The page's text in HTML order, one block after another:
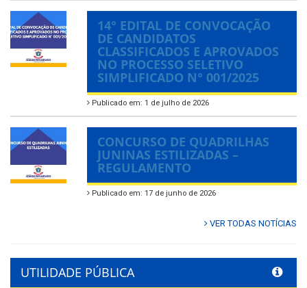
14° EDITAL DE CONVOCAÇÃO
DE CANDIDATOS
CLASSIFICADOS E APROVADOS
NO PROCESSO SELETIVO
SIMPLIFICADO N° 001/2025
Publicado em: 1 de julho de 2026
CONCURSO DE QUADRILHAS
JUNINAS ESTILIZADAS –
REGULAMENTO
Publicado em: 17 de junho de 2026
VER TODAS NOTÍCIAS
UTILIDADE PÚBLICA